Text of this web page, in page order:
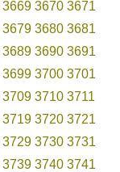
3669 3670 3671
3679 3680 3681
3689 3690 3691
3699 3700 3701
3709 3710 3711
3719 3720 3721
3729 3730 3731
3739 3740 3741